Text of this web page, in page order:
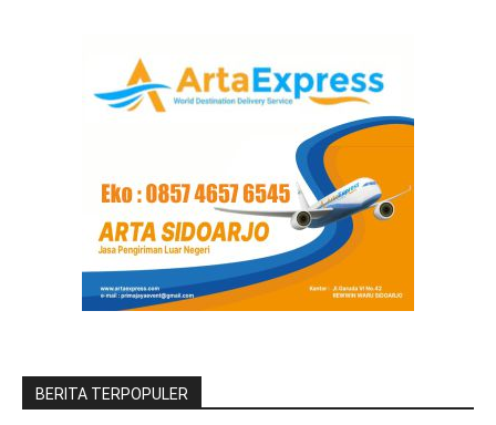
BERITA TERPOPULER